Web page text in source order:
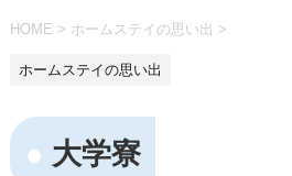
HOME > ホームステイの思い出 >
ホームステイの思い出
大学寮